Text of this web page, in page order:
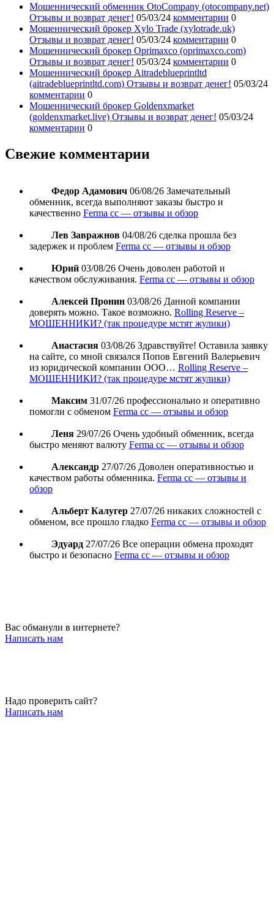
Мошеннический обменник OtoCompany (otocompany.net)
Отзывы и возврат денег! 05/03/24 комментарии 0
Мошеннический брокер Xylo Trade (xylotrade.uk)
Отзывы и возврат денег! 05/03/24 комментарии 0
Мошеннический брокер Oprimaxco (oprimaxco.com)
Отзывы и возврат денег! 05/03/24 комментарии 0
Мошеннический брокер Aitradeblueprintltd
(aitradeblueprintltd.com) Отзывы и возврат денег! 05/03/24
комментарии 0
Мошеннический брокер Goldenxmarket
(goldenxmarket.live) Отзывы и возврат денег! 05/03/24
комментарии 0
Свежие комментарии
Федор Адамович 06/08/26 Замечательный
обменник, всегда выполняют заказы быстро и
качественно Ferma cc — отзывы и обзор
Лев Завражнов 04/08/26 сделка прошла без
задержек и проблем Ferma cc — отзывы и обзор
Юрий 03/08/26 Очень доволен работой и
качеством обслуживания. Ferma cc — отзывы и обзор
Алексей Пронин 03/08/26 Данной компании
доверять можно. Такое возможно. Rolling Reserve –
МОШЕННИКИ? (так процедуре мстят жулики)
Анастасия 03/08/26 Здравствуйте! Оставила заявку
на сайте, со мной связался Попов Евгений Валерьевич
из юридической компании ООО… Rolling Reserve –
МОШЕННИКИ? (так процедуре мстят жулики)
Максим 31/07/26 профессионально и оперативно
помогли с обменом Ferma cc — отзывы и обзор
Леня 29/07/26 Очень удобный обменник, всегда
быстро меняют валюту Ferma cc — отзывы и обзор
Александр 27/07/26 Доволен оперативностью и
качеством работы обменника. Ferma cc — отзывы и
обзор
Альберт Калугер 27/07/26 никаких сложностей с
обменом, все прошло гладко Ferma cc — отзывы и обзор
Эдуард 27/07/26 Все операции обмена проходят
быстро и безопасно Ferma cc — отзывы и обзор
Вас обманули в интернете?
Написать нам
Надо проверить сайт?
Написать нам